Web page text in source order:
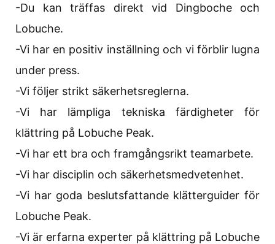
-Du kan träffas direkt vid Dingboche och
Lobuche.
-Vi har en positiv inställning och vi förblir lugna
under press.
-Vi följer strikt säkerhetsreglerna.
-Vi har lämpliga tekniska färdigheter för
klättring på Lobuche Peak.
-Vi har ett bra och framgångsrikt teamarbete.
-Vi har disciplin och säkerhetsmedvetenhet.
-Vi har goda beslutsfattande klätterguider för
Lobuche Peak.
-Vi är erfarna experter på klättring på Lobuche